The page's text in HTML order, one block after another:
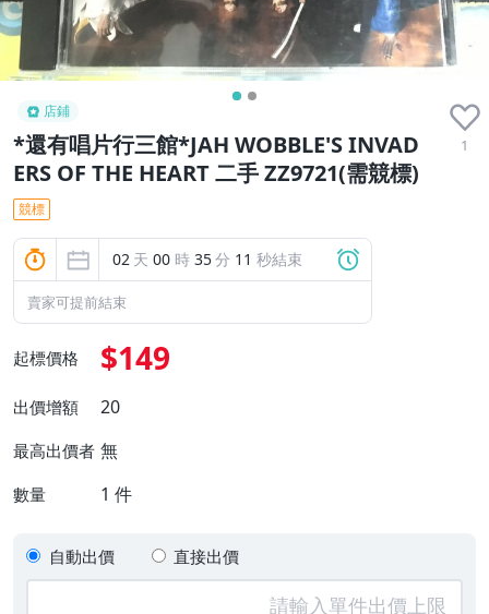
店鋪
*還有唱片行三館*JAH WOBBLE'S INVAD
ERS OF THE HEART 二手 ZZ9721(需競標)
1
競標
02 天 00 時 35分 10 秒結束
賣家可提前結束
起標價格 $149
出價增額 20
最高出價者 無
數量 1 件
自動出價 直接出價